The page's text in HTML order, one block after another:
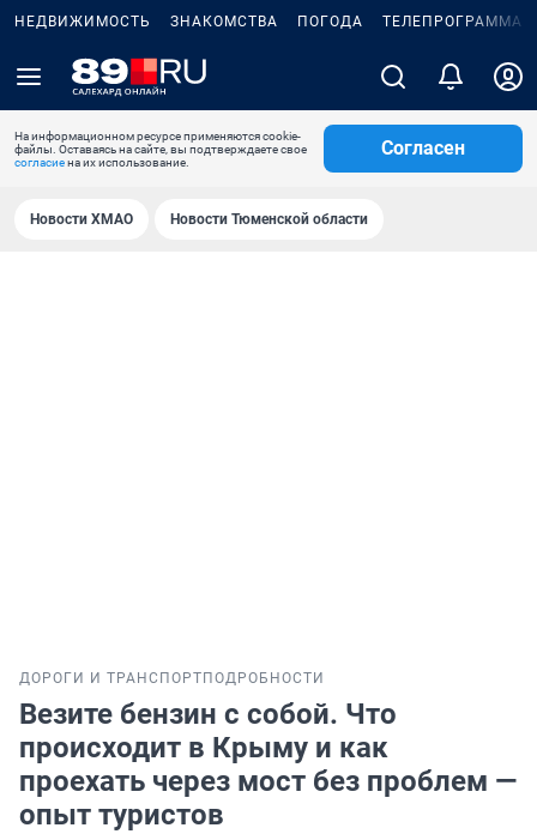
НЕДВИЖИМОСТЬ ЗНАКОМСТВА ПОГОДА ТЕЛЕПРОГРАММА
На информационном ресурсе применяются cookie-
файлы. Оставаясь на сайте, вы подтверждаете свое
согласиена их использование.
Согласен
Новости ХМАО Новости Тюменской области
ДОРОГИ И ТРАНСПОРТ ПОДРОБНОСТИ
Везите бензин с собой. Что
происходит в Крыму и как
проехать через мост без проблем —
опыт туристов